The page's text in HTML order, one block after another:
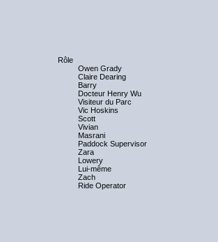
Rôle
Owen Grady
Claire Dearing
Barry
Docteur Henry Wu
Visiteur du Parc
Vic Hoskins
Scott
Vivian
Masrani
Paddock Supervisor
Zara
Lowery
Lui-même
Zach
Ride Operator